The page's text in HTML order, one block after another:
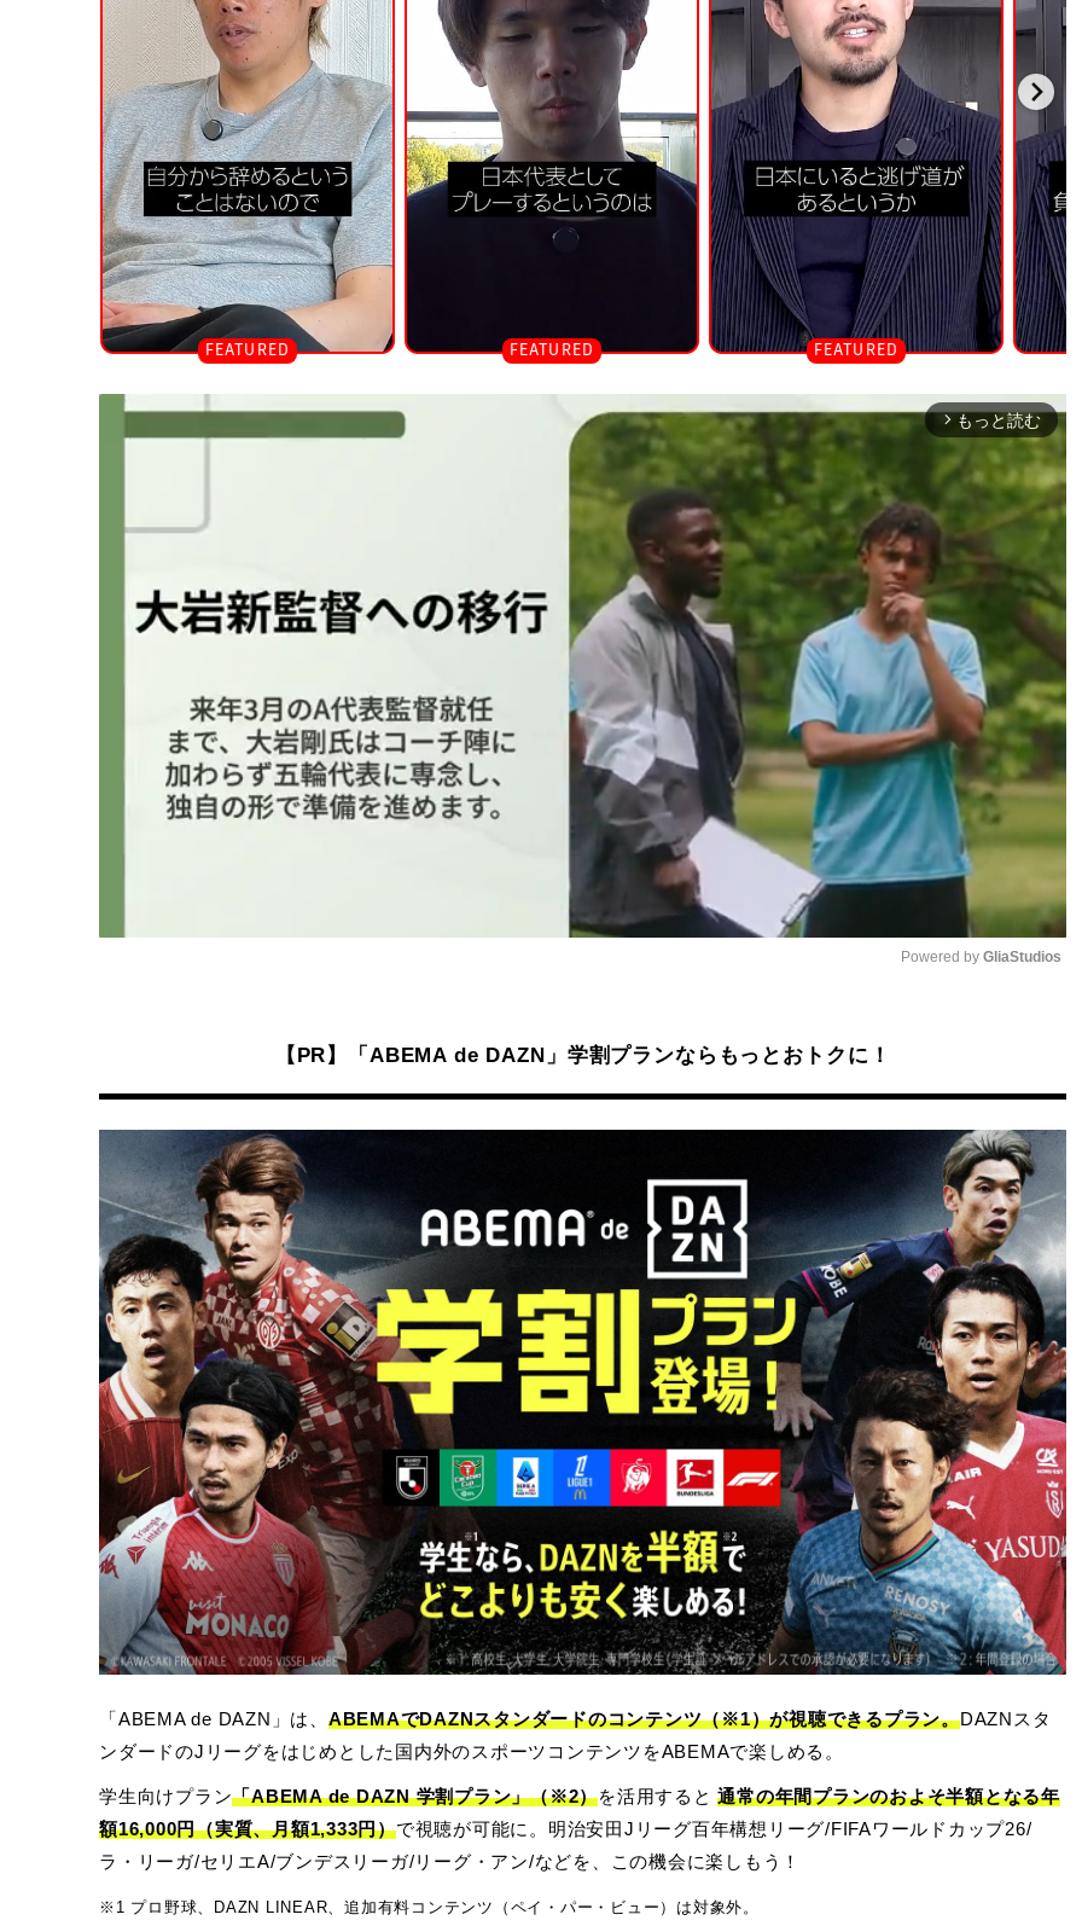
arrow_forward_ios もっと読む
Powered by GliaStudios
【PR】「ABEMA de DAZN」学割プランならもっとおトクに！
「ABEMA de DAZN」は、 ABEMAでDAZNスタンダードのコンテンツ（※1）が視聴できるプラン。DAZNスタ
ンダードのJリーグをはじめとした国内外のスポーツコンテンツをABEMAで楽しめる。
学生向けプラン「ABEMA de DAZN 学割プラン」（※2）を活用すると通常の年間プランのおよそ半額となる年
額16,000円（実質、月額1,333円）で視聴が可能に。明治安田Jリーグ百年構想リーグ/FIFAワールドカップ26/
ラ・リーガ/セリエA/ブンデスリーガ/リーグ・アン/などを、この機会に楽しもう！
※1 プロ野球、DAZN LINEAR、追加有料コンテンツ（ペイ・パー・ビュー）は対象外。